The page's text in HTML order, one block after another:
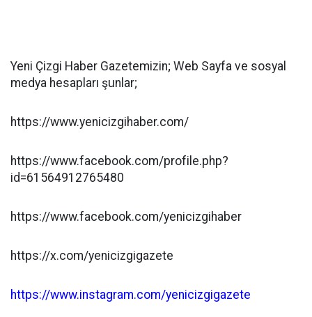
Yeni Çizgi Haber Gazetemizin; Web Sayfa ve sosyal
medya hesapları şunlar;
https://www.yenicizgihaber.com/
https://www.facebook.com/profile.php?
id=61564912765480
https://www.facebook.com/yenicizgihaber
https://x.com/yenicizgigazete
https://www.instagram.com/yenicizgigazete